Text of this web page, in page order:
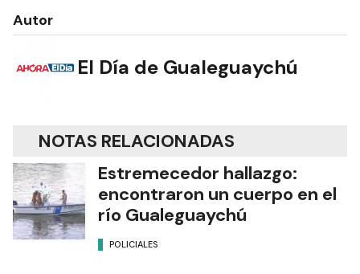
Autor
El Día de Gualeguaychú
NOTAS RELACIONADAS
Estremecedor hallazgo:
encontraron un cuerpo en el
río Gualeguaychú
POLICIALES